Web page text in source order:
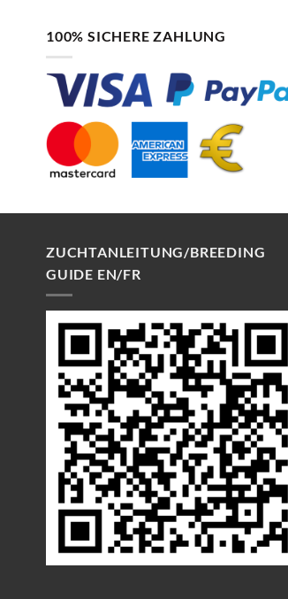
100% SICHERE ZAHLUNG
ZUCHTANLEITUNG/BREEDING
GUIDE EN/FR